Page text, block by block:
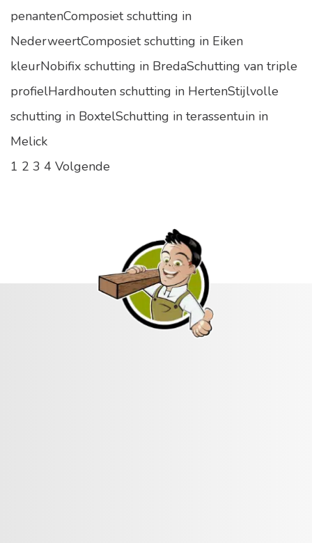
penantenComposiet schutting in
NederweertComposiet schutting in Eiken
kleurNobifix schutting in BredaSchutting van triple
profielHardhouten schutting in HertenStijlvolle
schutting in BoxtelSchutting in terassentuin in
Melick
1 2 3 4 Volgende